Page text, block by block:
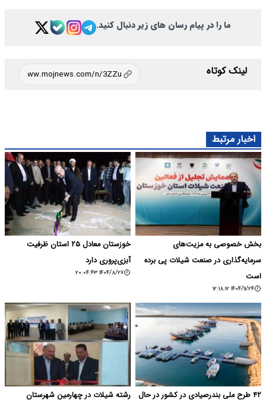
ما را در پیام رسان های زیر دنبال کنید.
لینک کوتاه
اخبار مرتبط
بخش خصوصی به مزیت‌های
سرمایه‌گذاری در صنعت شیلات پی برده
است
۱۴۰۴/۱۱/۲۴ ۱۲:۱۸:۱۲
خوزستان معادل ۲۵ استان ظرفیت
آبزی‌پروری دارد
۱۴۰۴/۸/۲۷ ۲۰:۰۴:۴۳
۴۲ طرح ملی بندرصیادی در کشور در حال
رشته شیلات در چهارمین شهرستان